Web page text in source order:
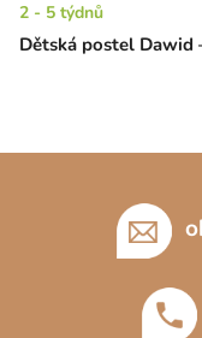
Dětská postel Dawid
2 - 5 týdnů